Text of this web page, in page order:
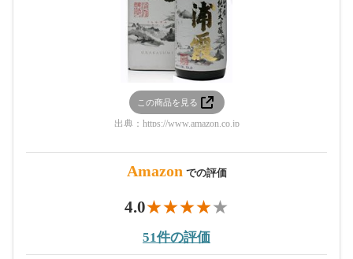
この商品を見る
出典： https://www.amazon.co.jp
Amazon での評価
4.0
51件の評価